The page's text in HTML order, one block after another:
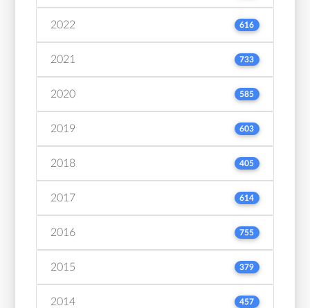
2022 616
2021 733
2020 585
2019 603
2018 405
2017 614
2016 755
2015 379
2014 457